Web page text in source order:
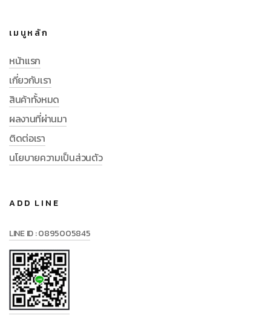
เมนูหลัก
หน้าแรก
เกี่ยวกับเรา
สินค้าทั้งหมด
ผลงานที่ผ่านมา
ติดต่อเรา
นโยบายความเป็นส่วนตัว
ADD LINE
LINE ID : 0895005845